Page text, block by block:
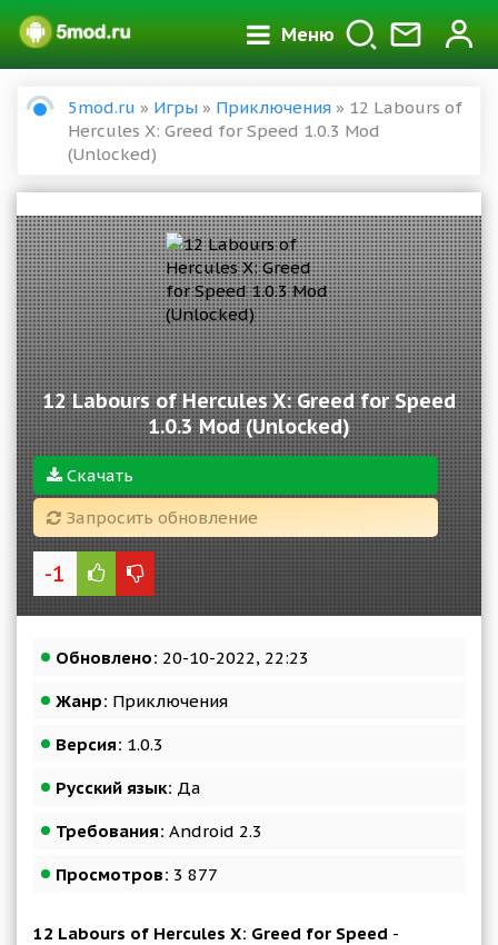
Меню
5mod.ru » Игры » Приключения » 12 Labours of
Hercules X: Greed for Speed 1.0.3 Mod
(Unlocked)
12 Labours of Hercules X: Greed for Speed
1.0.3 Mod (Unlocked)
Скачать
Запросить обновление
-1
Обновлено: 20-10-2022, 22:23
Жанр: Приключения
Версия: 1.0.3
Русский язык: Да
Требования: Android 2.3
Просмотров: 3 877
12 Labours of Hercules X: Greed for Speed -